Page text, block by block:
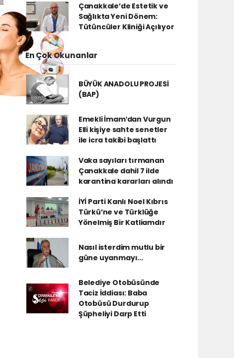
Çanakkale’de Estetik ve
Sağlıkta Yeni Dönem:
Tütüncüler Kliniği Açılıyor
En Çok Okunanlar
BÜYÜK ANADOLU PROJESİ
(BAP)
Emekli İmamʹdan Vurgun
Elli kişiye sahte senetler
ile icra takibi başlattı
Vaka sayıları tırmanan
Çanakkale dahil 7 ilde
karantina kararları alındı
İYİ Parti Kanlı Noel Kıbrıs
Türkü’ne ve Türklüğe
Yönelmiş Bir Katliamdır
Nasıl isterdim mutlu bir
güne uyanmayı...
Belediye Otobüsünde
Taciz İddiası: Baba
Otobüsü Durdurup
Şüpheliyi Darp Etti